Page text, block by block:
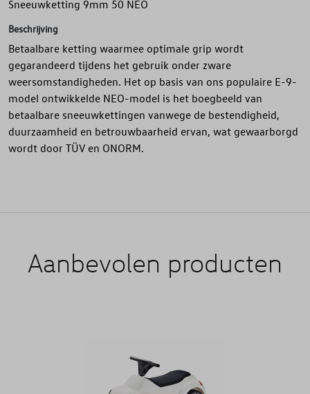
Sneeuwketting 9mm 50 NEO
Beschrijving
Betaalbare ketting waarmee optimale grip wordt
gegarandeerd tijdens het gebruik onder zware
weersomstandigheden. Het op basis van ons populaire E-9-
model ontwikkelde NEO-model is het boegbeeld van
betaalbare sneeuwkettingen vanwege de bestendigheid,
duurzaamheid en betrouwbaarheid ervan, wat gewaarborgd
wordt door TÜV en ONORM.
Aanbevolen producten